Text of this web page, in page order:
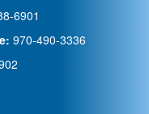
6901
970-490-3336